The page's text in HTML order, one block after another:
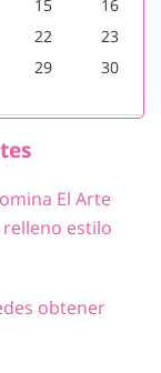
15
16
22
23
29
30
El Arte
relleno estilo
obtener